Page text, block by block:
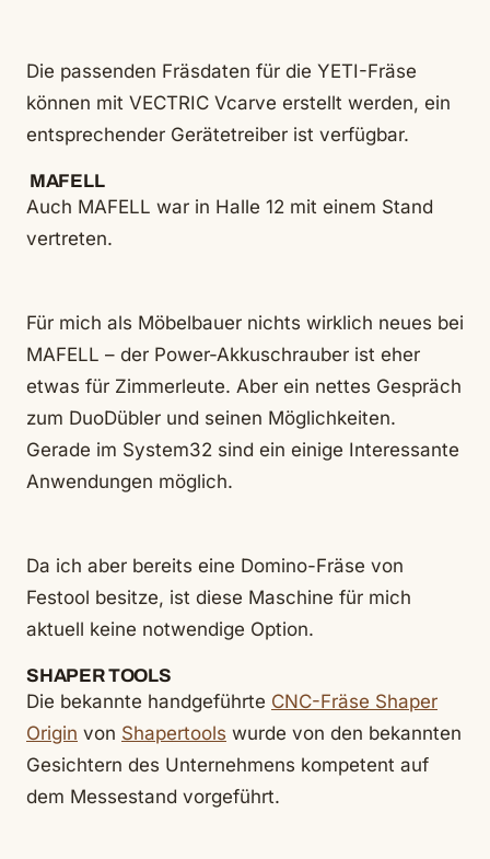
Die passenden Fräsdaten für die YETI-Fräse
können mit VECTRIC Vcarve erstellt werden, ein
entsprechender Gerätetreiber ist verfügbar.
MAFELL
Auch MAFELL war in Halle 12 mit einem Stand
vertreten.
Für mich als Möbelbauer nichts wirklich neues bei
MAFELL – der Power-Akkuschrauber ist eher
etwas für Zimmerleute. Aber ein nettes Gespräch
zum DuoDübler und seinen Möglichkeiten.
Gerade im System32 sind ein einige Interessante
Anwendungen möglich.
Da ich aber bereits eine Domino-Fräse von
Festool besitze, ist diese Maschine für mich
aktuell keine notwendige Option.
SHAPER TOOLS
Die bekannte handgeführte CNC-Fräse Shaper
Origin von Shapertools wurde von den bekannten
Gesichtern des Unternehmens kompetent auf
dem Messestand vorgeführt.